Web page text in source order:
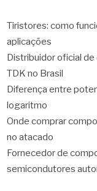
Tiristores: como
aplicações
Distribuidor oficial de
TDK no Brasil
Diferença entre
logaritmo
Onde comprar
no atacado
Fornecedor de
semicondutores